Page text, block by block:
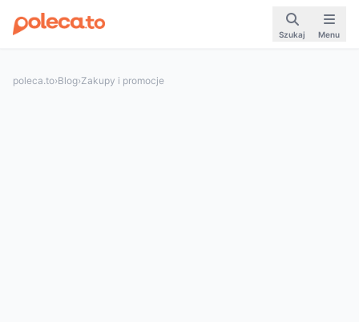
Szukaj Menu
poleca.to›Blog›Zakupy i promocje